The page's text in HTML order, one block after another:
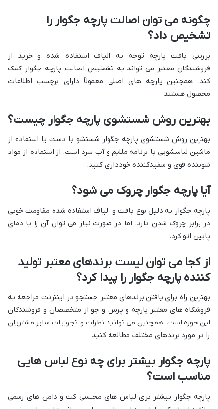
چگونه می توان اصالت پارچه جگوار را
تشخیص داد؟
بررسی بافت پارچه توجه به الیاف استفاده شده و خرید از
فروشندگان معتبر می تواند به تشخیص اصالت پارچه جگوار کمک
کند. همچنین پارچه های اصلی معمولاً دارای برچسب اطلاعات
محصول هستند.
بهترین روش شستشوی پارچه جگوار چیست؟
بهترین روش شستشوی پارچه جگوار شستشو با دست یا استفاده از
ماشین لباسشویی با برنامه ملایم و آب سرد است. از استفاده از مواد
شوینده قوی و سفیدکننده خودداری کنید.
آیا پارچه جگوار چروک می شود؟
پارچه جگوار به دلیل نوع بافت و الیاف استفاده شده مقاومت خوبی
در برابر چروک شدن دارد. اما در صورت نیاز می توان آن را با دمای
پایین اتو کرد.
از کجا می توان لیست برندهای معتبر تولید
کننده پارچه جگوار را پیدا کرد؟
بهترین راه برای یافتن برندهای معتبر جستجو در اینترنت مراجعه به
فروشگاه های معتبر پارچه و پرس و جو از متخصصان و فروشندگان
این حوزه است. همچنین می توانید نظرات و تجربیات سایر مشتریان
را در مورد برندهای مختلف مطالعه کنید.
پارچه جگوار بیشتر برای چه نوع لباس هایی
مناسب است؟
پارچه جگوار بیشتر برای لباس های مجلسی کت و دامن های رسمی